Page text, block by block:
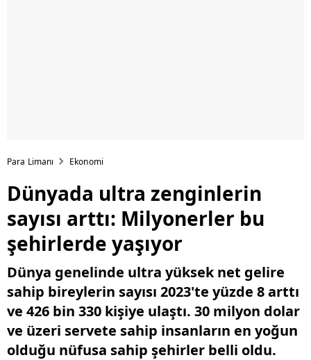
Para Limanı Ekonomi
Dünyada ultra zenginlerin
sayısı arttı: Milyonerler bu
şehirlerde yaşıyor
Dünya genelinde ultra yüksek net gelire
sahip bireylerin sayısı 2023'te yüzde 8 arttı
ve 426 bin 330 kişiye ulaştı. 30 milyon dolar
ve üzeri servete sahip insanların en yoğun
olduğu nüfusa sahip şehirler belli oldu.